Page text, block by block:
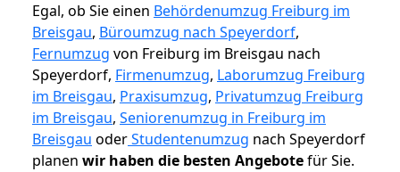
Egal, ob Sie einen Behördenumzug Freiburg im
Breisgau, Büroumzug nach Speyerdorf,
Fernumzug von Freiburg im Breisgau nach
Speyerdorf, Firmenumzug, Laborumzug Freiburg
im Breisgau, Praxisumzug, Privatumzug Freiburg
im Breisgau, Seniorenumzug in Freiburg im
Breisgau oderStudentenumzug nach Speyerdorf
planen wir haben die besten Angebotefür Sie.